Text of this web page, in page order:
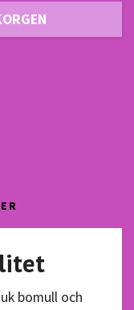
bomull och